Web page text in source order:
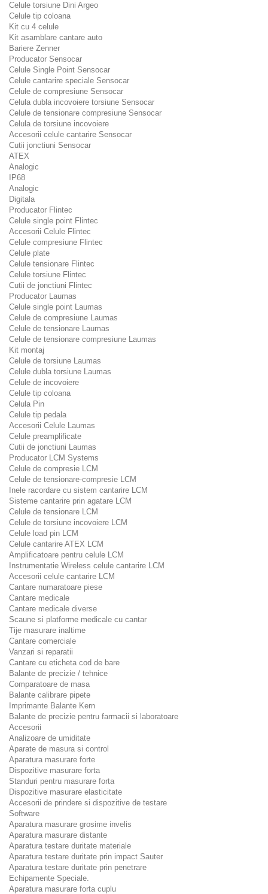
Celule torsiune Dini Argeo
Celule tip coloana
Kit cu 4 celule
Kit asamblare cantare auto
Bariere Zenner
Producator Sensocar
Celule Single Point Sensocar
Celule cantarire speciale Sensocar
Celule de compresiune Sensocar
Celula dubla incovoiere torsiune Sensocar
Celule de tensionare compresiune Sensocar
Celula de torsiune incovoiere
Accesorii celule cantarire Sensocar
Cutii jonctiuni Sensocar
ATEX
Analogic
IP68
Analogic
Digitala
Producator Flintec
Celule single point Flintec
Accesorii Celule Flintec
Celule compresiune Flintec
Celule plate
Celule tensionare Flintec
Celule torsiune Flintec
Cutii de jonctiuni Flintec
Producator Laumas
Celule single point Laumas
Celule de compresiune Laumas
Celule de tensionare Laumas
Celule de tensionare compresiune Laumas
Kit montaj
Celule de torsiune Laumas
Celule dubla torsiune Laumas
Celule de incovoiere
Celule tip coloana
Celula Pin
Celule tip pedala
Accesorii Celule Laumas
Celule preamplificate
Cutii de jonctiuni Laumas
Producator LCM Systems
Celule de compresie LCM
Celule de tensionare-compresie LCM
Inele racordare cu sistem cantarire LCM
Sisteme cantarire prin agatare LCM
Celule de tensionare LCM
Celule de torsiune incovoiere LCM
Celule load pin LCM
Celule cantarire ATEX LCM
Amplificatoare pentru celule LCM
Instrumentatie Wireless celule cantarire LCM
Accesorii celule cantarire LCM
Cantare numaratoare piese
Cantare medicale
Cantare medicale diverse
Scaune si platforme medicale cu cantar
Tije masurare inaltime
Cantare comerciale
Vanzari si reparatii
Cantare cu eticheta cod de bare
Balante de precizie / tehnice
Comparatoare de masa
Balante calibrare pipete
Imprimante Balante Kern
Balante de precizie pentru farmacii si laboratoare
Accesorii
Analizoare de umiditate
Aparate de masura si control
Aparatura masurare forte
Dispozitive masurare forta
Standuri pentru masurare forta
Dispozitive masurare elasticitate
Accesorii de prindere si dispozitive de testare
Software
Aparatura masurare grosime invelis
Aparatura masurare distante
Aparatura testare duritate materiale
Aparatura testare duritate prin impact Sauter
Aparatura testare duritate prin penetrare
Echipamente Speciale.
Aparatura masurare forta cuplu